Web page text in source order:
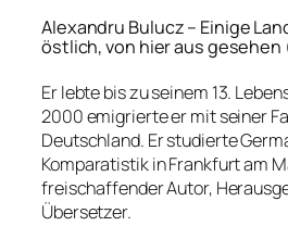
Alexandru Bulucz – Einige
östlich, von hier aus gesehen
Er lebte bis zu seinem 13.
2000 emigrierte er mit seiner
Deutschland. Er studierte
Komparatistik in Frankfurt am
freischaffender Autor,
Übersetzer.